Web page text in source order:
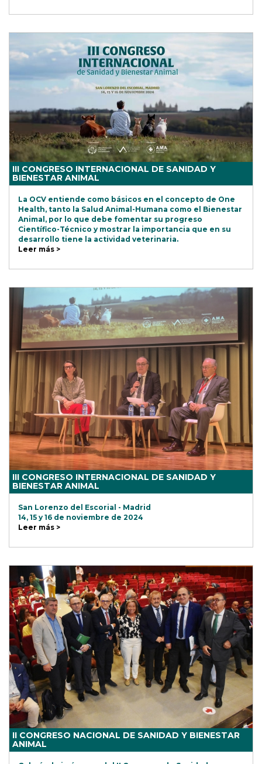
III CONGRESO INTERNACIONAL DE SANIDAD Y
BIENESTAR ANIMAL
La OCV entiende como básicos en el concepto de One
Health, tanto la Salud Animal-Humana como el Bienestar
Animal, por lo que debe fomentar su progreso
Científico-Técnico y mostrar la importancia que en su
desarrollo tiene la actividad veterinaria.
Leer más >
III CONGRESO INTERNACIONAL DE SANIDAD Y
BIENESTAR ANIMAL
San Lorenzo del Escorial - Madrid
14, 15 y 16 de noviembre de 2024
Leer más >
II CONGRESO NACIONAL DE SANIDAD Y BIENESTAR
ANIMAL